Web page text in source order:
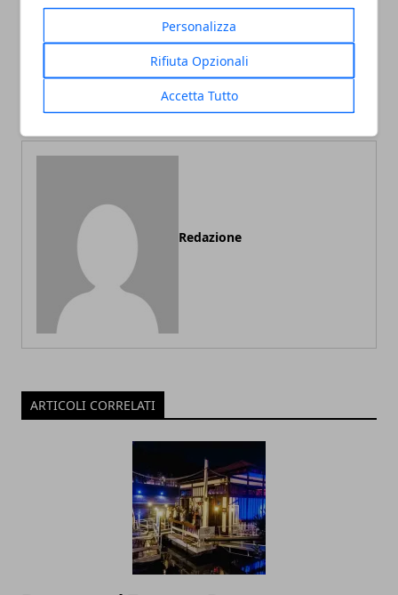
Personalizza
Rifiuta Opzionali
Accetta Tutto
Al Complesso del Vittoriano
di Roma la mostra gratuita
"Antica Cartografia d'
Italia" fino al 4 Marzo 2012
Viaggio a Los Roques
(Venezuela-Sud America):
le isole dell' arcipelago di
Redazione
ARTICOLI CORRELATI